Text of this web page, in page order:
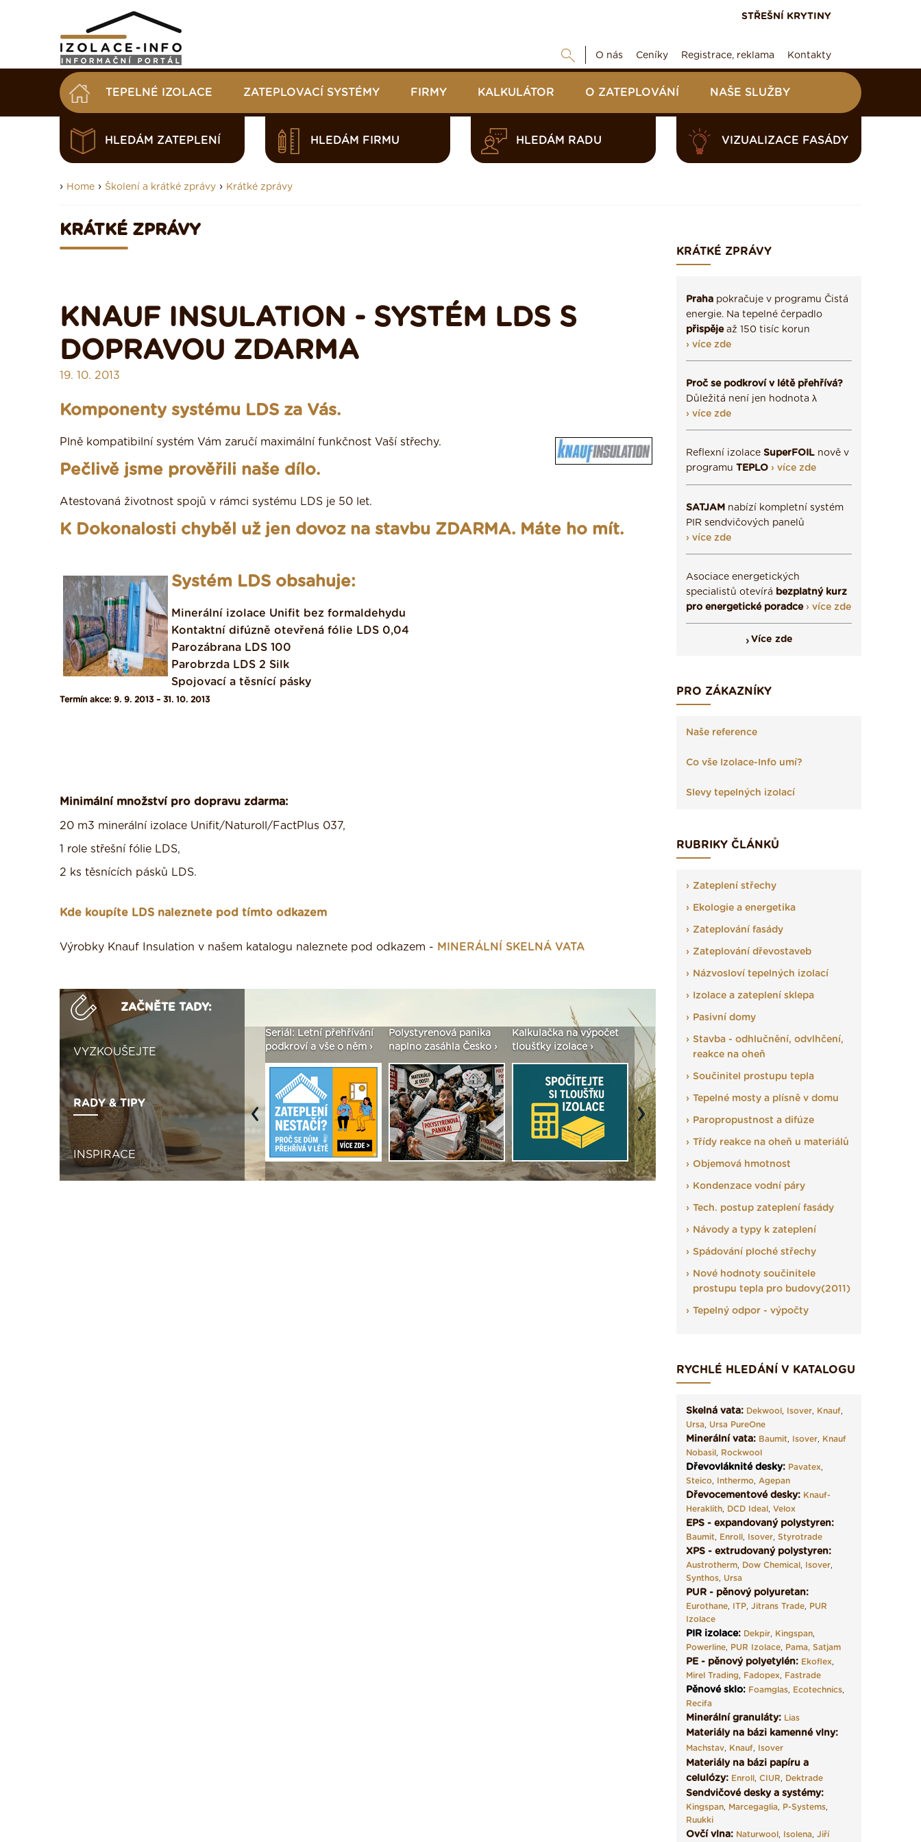
STŘEŠNÍ KRYTINY
O nás Ceníky Registrace, reklama Kontakty
TEPELNÉ IZOLACE ZATEPLOVACÍ SYSTÉMY FIRMY KALKULÁTOR O ZATEPLOVÁNÍ NAŠE SLUŽBY
HLEDÁM ZATEPLENÍ HLEDÁM FIRMU HLEDÁM RADU VIZUALIZACE FASÁDY
› Home › Školení a krátké zprávy › Krátké zprávy
KRÁTKÉ ZPRÁVY
KNAUF INSULATION - SYSTÉM LDS S
DOPRAVOU ZDARMA
19. 10. 2013
Komponenty systému LDS za Vás.
Plně kompatibilní systém Vám zaručí maximální funkčnost Vaší střechy.
Pečlivě jsme prověřili naše dílo.
Atestovaná životnost spojů v rámci systému LDS je 50 let.
K Dokonalosti chyběl už jen dovoz na stavbu ZDARMA. Máte ho mít.
Systém LDS obsahuje:
Minerální izolace Unifit bez formaldehydu
Kontaktní difúzně otevřená fólie LDS 0,04
Parozábrana LDS 100
Parobrzda LDS 2 Silk
Spojovací a těsnící pásky
Termín akce: 9. 9. 2013 – 31. 10. 2013
Minimální množství pro dopravu zdarma:
20 m3 minerální izolace Unifit/Naturoll/FactPlus 037,
1 role střešní fólie LDS,
2 ks těsnících pásků LDS.
Kde koupíte LDS naleznete pod tímto odkazem
Výrobky Knauf Insulation v našem katalogu naleznete pod odkazem - MINERÁLNÍ SKELNÁ VATA
ZAČNĚTE TADY:
VYZKOUŠEJTE
RADY & TIPY
INSPIRACE
Vytvořte si vizualizaci
seženeme! ›
Seriál: Letní přehřívání
podkroví a vše o něm ›
Polystyrenová panika
naplno zasáhla Česko ›
Kalkulačka na výpočet
tloušťky izolace ›
Seriál: Fasády ETICS a
vše podstatné v kostce ›
Vyberte si izolaci a pak
Previous Next
KRÁTKÉ ZPRÁVY
Praha pokračuje v programu Čistá
energie. Na tepelné čerpadlo
přispějeaž 150 tisíc korun
› více zde
Proč se podkroví v létě přehřívá?
Důležitá není jen hodnota λ
› více zde
Reflexní izolace SuperFOIL nově v
programu TEPLO › více zde
SATJAM nabízí kompletní systém
PIR sendvičových panelů
› více zde
Asociace energetických
specialistů otevírá bezplatný kurz
pro energetické poradce › více zde
Více zde
PRO ZÁKAZNÍKY
Naše reference
Co vše Izolace-Info umí?
Slevy tepelných izolací
RUBRIKY ČLÁNKŮ
Zateplení střechy
Ekologie a energetika
Zateplování fasády
Zateplování dřevostaveb
Názvosloví tepelných izolací
Izolace a zateplení sklepa
Pasivní domy
Stavba - odhlučnění, odvlhčení,
reakce na oheň
Součinitel prostupu tepla
Tepelné mosty a plísně v domu
Paropropustnost a difúze
Třídy reakce na oheň u materiálů
Objemová hmotnost
Kondenzace vodní páry
Tech. postup zateplení fasády
Návody a typy k zateplení
Spádování ploché střechy
Nové hodnoty součinitele
prostupu tepla pro budovy(2011)
Tepelný odpor - výpočty
RYCHLÉ HLEDÁNÍ V KATALOGU
Skelná vata: Dekwool, Isover, Knauf,
Ursa, Ursa PureOne
Minerální vata: Baumit, Isover, Knauf
Nobasil, Rockwool
Dřevovláknité desky: Pavatex,
Steico, Inthermo, Agepan
Dřevocementové desky: Knauf-
Heraklith, DCD Ideal, Velox
EPS - expandovaný polystyren:
Baumit, Enroll, Isover, Styrotrade
XPS - extrudovaný polystyren:
Austrotherm, Dow Chemical, Isover,
Synthos, Ursa
PUR - pěnový polyuretan:
Eurothane, ITP, Jitrans Trade, PUR
Izolace
PIR izolace: Dekpir, Kingspan,
Powerline, PUR Izolace, Pama, Satjam
PE - pěnový polyetylén: Ekoflex,
Mirel Trading, Fadopex, Fastrade
Pěnové sklo: Foamglas, Ecotechnics,
Recifa
Minerální granuláty: Lias
Materiály na bázi kamenné vlny:
Machstav, Knauf, Isover
Materiály na bázi papíru a
celulózy: Enroll, CIUR, Dektrade
Sendvičové desky a systémy:
Kingspan, Marcegaglia, P-Systems,
Ruukki
Ovčí vlna: Naturwool, Isolena, Jiří